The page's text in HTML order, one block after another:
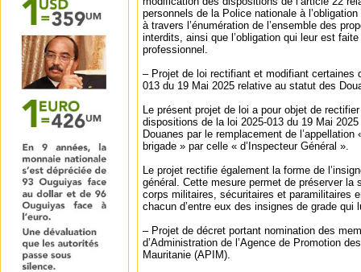
personnels de la Police nationale à
à travers l’énumération de l’ensemble des
interdits, ainsi que l’obligation qui leur est
professionnel.
– Projet de loi rectifiant et modifiant certaines
013 du 19 Mai 2025 relative au statut des
Le présent projet de loi a pour objet de
dispositions de la loi 2025-013 du 19 Mai
Douanes par le remplacement de l’appellation
brigade » par celle « d’Inspecteur Général ».
Le projet rectifie également la forme de
général. Cette mesure permet de préserver la
corps militaires, sécuritaires et paramilitaires
chacun d’entre eux des insignes de grade qui
– Projet de décret portant nomination des
d’Administration de l’Agence de Promotion
Mauritanie (APIM).